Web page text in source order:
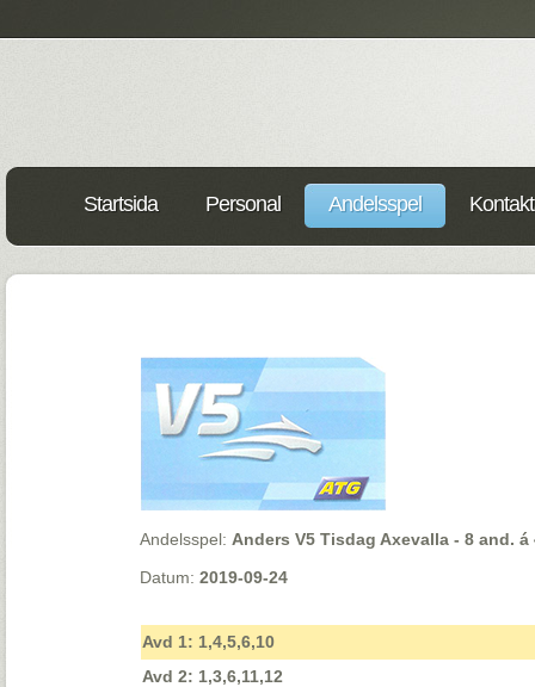
Startsida Personal Andelsspel
Andelsspel: Anders V5 Tisdag Axevalla - 8 and. á
Datum:2019-09-24
Avd 1: 1,4,5,6,10
Avd 2: 1,3,6,11,12